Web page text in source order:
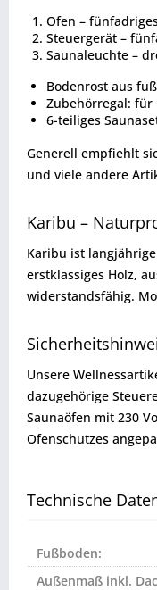
Ofen –
Steuergerät –
Saunaleuchte –
Bodenrost aus
Zubehörregal:
6-teiliges
Generell empfiehlt
und viele andere
Karibu –
Karibu ist
erstklassiges Holz,
widerstandsfähig.
Unsere
dazugehörige
Saunaöfen mit 230
Ofenschutzes
Technische
Fußboden:
Außenmaß inkl.